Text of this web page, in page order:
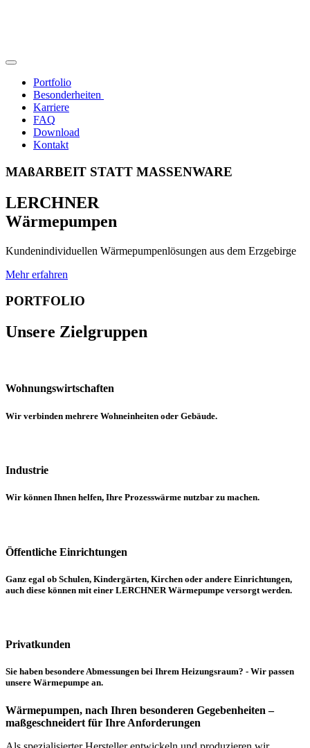
Portfolio
Besonderheiten
Karriere
FAQ
Download
Kontakt
MAßARBEIT STATT MASSENWARE
LERCHNER
Wärmepumpen
Kundenindividuellen Wärmepumpenlösungen aus dem Erzgebirge
Mehr erfahren
PORTFOLIO
Unsere Zielgruppen
Wohnungs­wirtschaften
Wir verbinden mehrere Wohneinheiten oder Gebäude.
Industrie
Wir können Ihnen helfen, Ihre Prozesswärme nutzbar zu machen.
Öffentliche Einrichtungen
Ganz egal ob Schulen, Kindergärten, Kirchen oder andere Einrichtungen,
auch diese können mit einer LERCHNER Wärmepumpe versorgt werden.
Privatkunden
Sie haben besondere Abmessungen bei Ihrem Heizungsraum? - Wir passen
unsere Wärmepumpe an.
Wärmepumpen, nach Ihren besonderen Gegebenheiten –
maßgeschneidert für Ihre Anforderungen